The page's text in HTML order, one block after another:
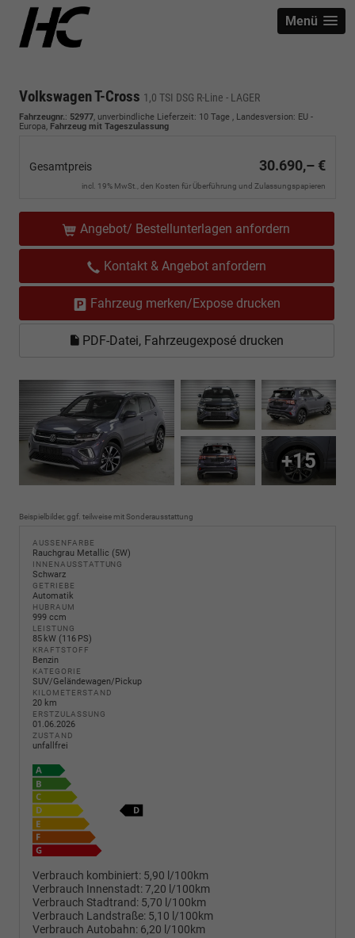
Menü
Volkswagen T-Cross 1,0 TSI DSG R-Line - LAGER
Fahrzeugnr.: 52977, unverbindliche Lieferzeit: 10 Tage , Landesversion: EU -
Europa, Fahrzeug mit Tageszulassung
Gesamtpreis 30.690,– €
incl. 19% MwSt., den Kosten für Überführung und Zulassungspapieren
Angebot/ Bestellunterlagen anfordern
Kontakt & Angebot anfordern
Fahrzeug merken/Expose drucken
PDF-Datei, Fahrzeugexposé drucken
+15
Beispielbilder, ggf. teilweise mit Sonderausstattung
AUSSENFARBE
Rauchgrau Metallic (5W)
INNENAUSSTATTUNG
Schwarz
GETRIEBE
Automatik
HUBRAUM
999 ccm
LEISTUNG
85 kW (116 PS)
KRAFTSTOFF
Benzin
KATEGORIE
SUV/Geländewagen/Pickup
KILOMETERSTAND
20 km
ERSTZULASSUNG
01.06.2026
ZUSTAND
unfallfrei
Verbrauch kombiniert: 5,90 l/100km
Verbrauch Innenstadt:7,20 l/100km
Verbrauch Stadtrand: 5,70 l/100km
Verbrauch Landstraße: 5,10 l/100km
Verbrauch Autobahn: 6,20 l/100km